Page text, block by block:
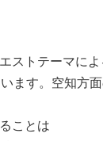
ストテーマに
ます。空知方
ことは